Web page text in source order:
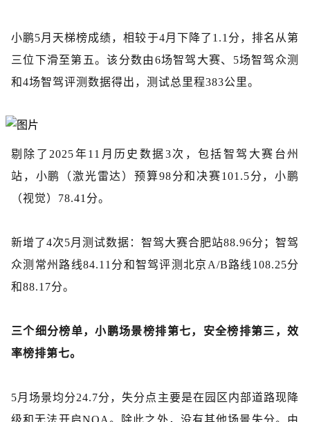
小鹏5月天梯榜成绩，相较于4月下降了1.1分，排名从第
三位下滑至第五。该分数由6场智驾大赛、5场智驾众测
和4场智驾评测数据得出，测试总里程383公里。
剔除了 2025年11月历史数据3次，包括智驾大赛台州
站，小鹏（激光雷达）预算98分和决赛101.5分，小鹏
（视觉）78.41分。
新增了4次5月测试数据：智驾大赛合肥站88.96分；智驾
众测常州路线84.11分和智驾评测北京A/B路线 108.25分
和88.17分。
三个细分榜单，小鹏场景榜排第七，安全榜排第三，效
率榜排第七。
5月场景均分24.7分，失分点主要是在园区内部道路现降
级和无法开启NOA。除此之外，没有其他场景失分。由